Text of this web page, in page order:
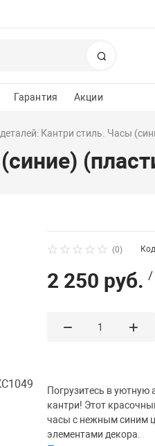
Гарантия Акции
Кантри стиль. Часы
(0)
2 250 руб. /
Погрузитесь в уютную
кантри! Этот
часы с нежным синим
элементами декора.